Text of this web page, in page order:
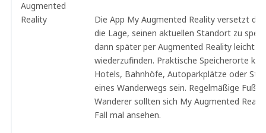
Die App My Augmented Reality versetzt
die Lage, seinen aktuellen Standort zu
dann später per Augmented Reality leicht
wiederzufinden. Praktische Speicherorte
Hotels, Bahnhöfe, Autoparkplätze oder
eines Wanderwegs sein. Regelmäßige
Wanderer sollten sich My Augmented
Fall mal ansehen.